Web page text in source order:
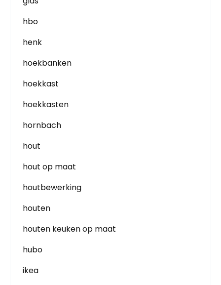
hbo
henk
hoekbanken
hoekkast
hoekkasten
hornbach
hout
hout op maat
houtbewerking
houten
houten keuken op maat
hubo
ikea